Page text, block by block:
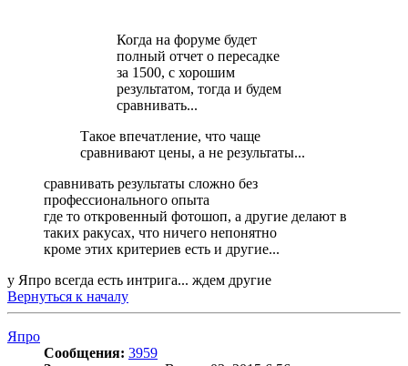
Когда на форуме будет
полный отчет о пересадке
за 1500, с хорошим
результатом, тогда и будем
сравнивать...
Такое впечатление, что чаще
сравнивают цены, а не результаты...
сравнивать результаты сложно без
профессионального опыта
где то откровенный фотошоп, а другие делают в
таких ракусах, что ничего непонятно
кроме этих критериев есть и другие...
у Япро всегда есть интрига... ждем другие
Вернуться к началу
Япро
Сообщения: 3959